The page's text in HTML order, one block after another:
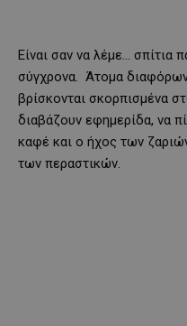
Είναι σαν να λέμε… σπίτια
σύγχρονα. Άτομα
βρίσκονται σκορπισμένα
διαβάζουν εφημερίδα, να
καφέ και ο ήχος των
των περαστικών.